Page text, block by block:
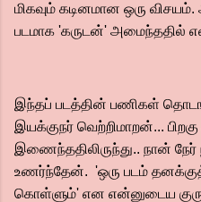
மிகவும் கடினமான ஒரு
படமாக 'கருடன்' அமைந்ததில்
இந்தப் படத்தின் பணிகள்
இயக்குநர் வெற்றிமாறன்...
இணைந்ததிலிருந்து..‌ நான்
உணர்ந்தேன். 'ஒரு படம்
கொள்ளும்' என என்னுடைய